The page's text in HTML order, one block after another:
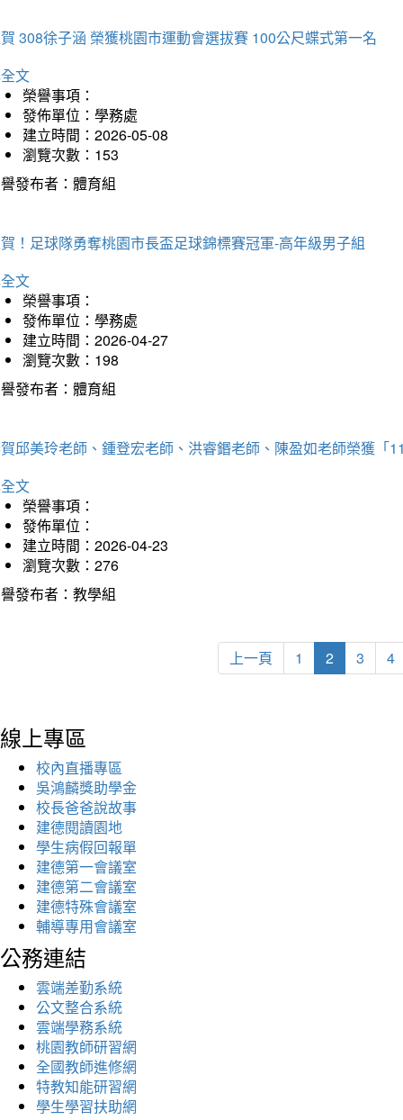
308徐子涵 榮獲桃園市運動會選拔賽 100公尺蝶式第一名
文
榮譽事項：
發佈單位：學務處
建立時間：2026-05-08
瀏覽次數：153
發布者：體育組
！足球隊勇奪桃園市長盃足球錦標賽冠軍-高年級男子組
文
榮譽事項：
發佈單位：學務處
建立時間：2026-04-27
瀏覽次數：198
發布者：體育組
邱美玲老師、鍾登宏老師、洪睿鍲老師、陳盈如老師榮獲「
文
榮譽事項：
發佈單位：
建立時間：2026-04-23
瀏覽次數：276
發布者：教學組
上一頁 1 2 3 4
線上專區
校內直播專區
吳鴻麟獎助學金
校長爸爸說故事
建德閱讀園地
學生病假回報單
建德第一會議室
建德第二會議室
建德特殊會議室
輔導專用會議室
公務連結
雲端差勤系統
公文整合系統
雲端學務系統
桃園教師研習網
全國教師進修網
特教知能研習網
學生學習扶助網